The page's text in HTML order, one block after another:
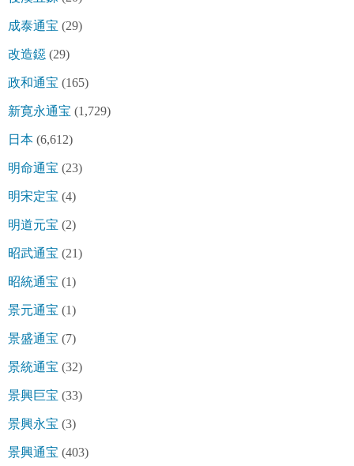
成泰通宝 (29)
改造鐚 (29)
政和通宝 (165)
新寛永通宝 (1,729)
日本 (6,612)
明命通宝 (23)
明宋定宝 (4)
明道元宝 (2)
昭武通宝 (21)
昭統通宝 (1)
景元通宝 (1)
景盛通宝 (7)
景統通宝 (32)
景興巨宝 (33)
景興永宝 (3)
景興通宝 (403)